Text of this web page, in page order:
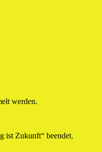
werden.
ist Zukunft“ beendet.